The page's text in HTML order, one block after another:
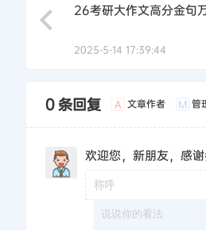
26考研大作文高分金句
2025-5-14 17:39:44
0 条回复 A 文章作者 M 管
欢迎您，新朋友，感谢